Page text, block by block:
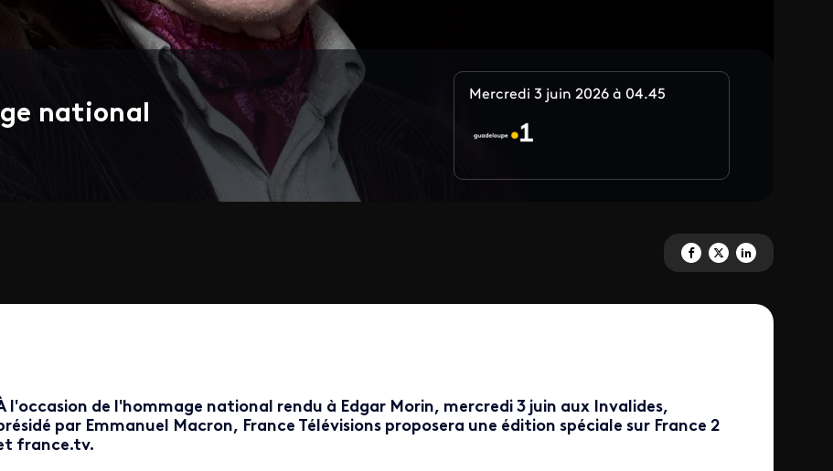
national
Mercredi 3 juin 2026 à 04.45
Partagez 'Edgar Morin,
Partagez 'Edgar Morin,
Partagez 'Edgar
l'occasion de l'hommage national rendu à Edgar Morin, mercredi 3 juin aux Invalides,
par Emmanuel Macron, France Télévisions proposera une édition spéciale sur France 2
france.tv.